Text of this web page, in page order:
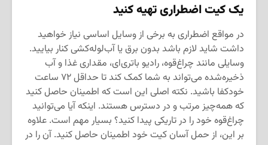
یک کیت اضطراری تهیه کنید
در مواقع اضطراری به برخی از وسایل اساسی نیاز خواهید
داشت شاید لازم باشد بدون برق یا آب‌لوله‌کشی کنار بیایید.
وسایلی مانند چراغ‌قوه، رادیو باتری‌ای، مقداری غذا و آب
ذخیره‌شده می‌تواند به شما کمک کند تا حداقل ۷۲ ساعت
خودکفا باشید. نکته اصلی این است که اطمینان حاصل کنید
که همه‌چیز مرتب و در دسترس هستند. اینکه آیا می‌توانید
چراغ‌قوه خود را در تاریکی پیدا کنید؟ بسیار مهم است. علاوه
بر این، از حمل آسان کیت خود اطمینان حاصل کنید. آن را در